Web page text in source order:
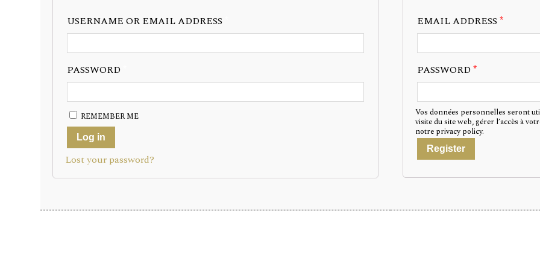
USERNAME OR EMAIL ADDRESS
PASSWORD
REMEMBER ME
Log in
Lost your password?
EMAIL ADDRESS *
PASSWORD*
Vos données personnelles seront
visite du site web, gérer l’accès à
notre privacy policy.
Register